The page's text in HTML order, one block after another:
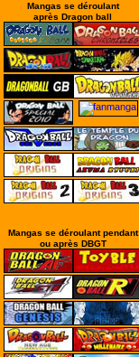
Mangas se déroulant
après Dragon ball
Mangas se déroulant pendant
ou après DBGT